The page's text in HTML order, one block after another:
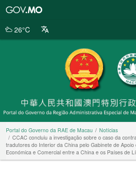
da
26°C
Portal do Governo da RAE de Macau
Notícias
CCAC concluiu a investigação sobre o caso da
tradutores do Interior da China pelo Gabinete de
Económica e Comercial entre a China e os Países de